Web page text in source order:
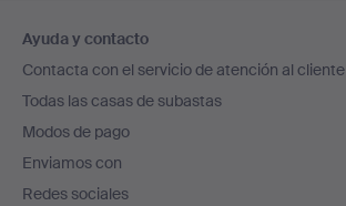
en
el
pie
de
página
Ayuda y contacto
Contacta con el servicio de atención al cliente
Todas las casas de subastas
Modos de pago
Enviamos con
Redes sociales